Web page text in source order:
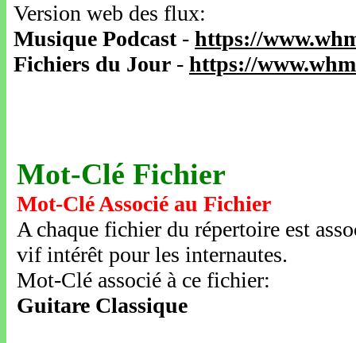
Version web des flux:
Musique Podcast- https://
Fichiers du Jour - https://
Mot-Clé Fichier
Mot-Clé Associé au Fichier
A chaque fichier du répertoire est
vif intérêt pour les internautes.
Mot-Clé associé à ce fichier:
Guitare Classique